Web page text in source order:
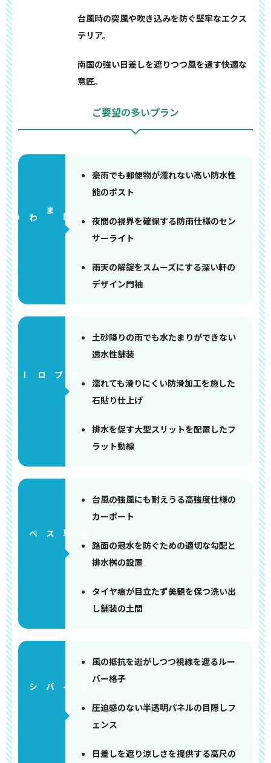
台風時の突風や吹き込みを防ぐ堅牢なエクス
テリア。
南国の強い日差しを遮りつつ風を通す快適な
意匠。
ご要望の多いプラン
門まわり
豪雨でも郵便物が濡れない高い防水性
能のポスト
夜間の視界を確保する防雨仕様のセン
サーライト
雨天の解錠をスムーズにする深い軒の
デザイン門袖
アプローチ
土砂降りの雨でも水たまりができない
透水性舗装
濡れても滑りにくい防滑加工を施した
石貼り仕上げ
排水を促す大型スリットを配置したフ
ラット動線
台風の強風にも耐えうる高強度仕様の
カーポート
路面の冠水を防ぐための適切な勾配と
排水桝の設置
タイヤ痕が目立たず美観を保つ洗い出
し舗装の土間
風の抵抗を逃がしつつ視線を遮るルー
バー格子
圧迫感のない半透明パネルの目隠しフ
ェンス
日差しを遮り涼しさを提供する高尺の